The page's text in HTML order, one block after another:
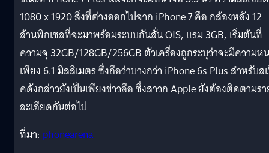
1080 x 1920 สิ่งที่ต่างออกไปจาก iPhone 7 คือ กล้องหลัง 12
ล้านพิกเซลที่จะมาพร้อมระบบกันสั่น OIS, แรม 3GB, เริ่มต้นที่
ความจุ 32GB/128GB/256GB ตัวเครื่องถูกระบุว่าจะมีความหน
เพียง 6.1 มิลลิเมตร ซึ่งถือว่าบางกว่า iPhone 6s Plus สำหรับส
คดังกล่าวยังเป็นเพียงข่าวลือ ซึ่งสาวก Apple ยังต้องติดตามร
ละเอียดกันต่อไป
ที่มา: phonearena